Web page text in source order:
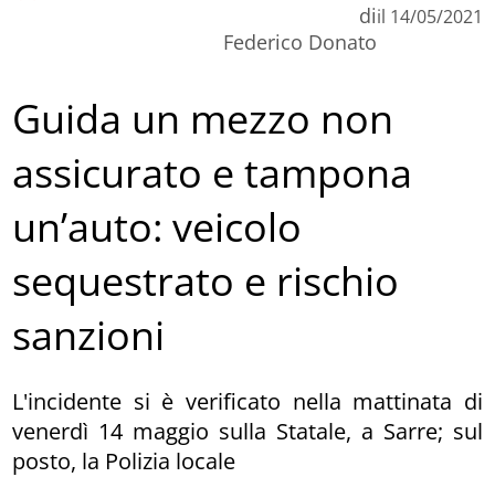
di
Federico Donato
il 14/05/2021
Guida un mezzo non
assicurato e tampona
un’auto: veicolo
sequestrato e rischio
sanzioni
L'incidente si è verificato nella mattinata di
venerdì 14 maggio sulla Statale, a Sarre; sul
posto, la Polizia locale